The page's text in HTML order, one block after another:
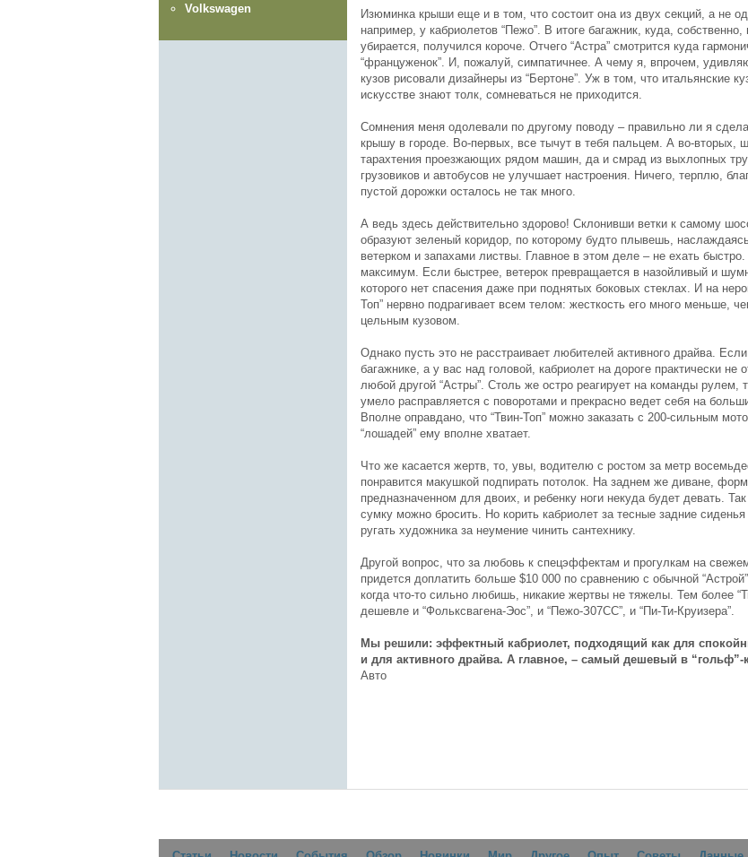
Изюминка крыши еще и в том, что состоит она из двух секций, а не
например, у кабриолетов “Пежо”. В итоге багажник, куда, собственно,
убирается, получился короче. Отчего “Астра” смотрится куда
“француженок”. И, пожалуй, симпатичнее. А чему я, впрочем,
кузов рисовали дизайнеры из “Бертоне”. Уж в том, что итальянские
искусстве знают толк, сомневаться не приходится.
Сомнения меня одолевали по другому поводу – правильно ли я
крышу в городе. Во-первых, все тычут в тебя пальцем. А во-вторых,
тарахтения проезжающих рядом машин, да и смрад из выхлопных
грузовиков и автобусов не улучшает настроения. Ничего, терплю,
пустой дорожки осталось не так много.
А ведь здесь действительно здорово! Склонивши ветки к самому
образуют зеленый коридор, по которому будто плывешь,
ветерком и запахами листвы. Главное в этом деле – не ехать
максимум. Если быстрее, ветерок превращается в назойливый и
которого нет спасения даже при поднятых боковых стеклах. И на
Топ” нервно подрагивает всем телом: жесткость его много меньше,
цельным кузовом.
Однако пусть это не расстраивает любителей активного драйва.
багажнике, а у вас над головой, кабриолет на дороге практически не
любой другой “Астры”. Столь же остро реагирует на команды рулем,
умело расправляется с поворотами и прекрасно ведет себя на
Вполне оправдано, что “Твин-Топ” можно заказать с 200-сильным
“лошадей” ему вполне хватает.
Что же касается жертв, то, увы, водителю с ростом за метр
понравится макушкой подпирать потолок. На заднем же диване,
предназначенном для двоих, и ребенку ноги некуда будет девать.
сумку можно бросить. Но корить кабриолет за тесные задние
ругать художника за неумение чинить сантехнику.
Другой вопрос, что за любовь к спецэффектам и прогулкам на
придется доплатить больше $10 000 по сравнению с обычной
когда что-то сильно любишь, никакие жертвы не тяжелы. Тем более
дешевле и “Фольксвагена-Эос”, и “Пежо-З07CC”, и “Пи-Ти-Круизера”.
Мы решили: эффектный кабриолет, подходящий как для
и для активного драйва. А главное, – самый дешевый в “гольф”-
Авто
Volkswagen